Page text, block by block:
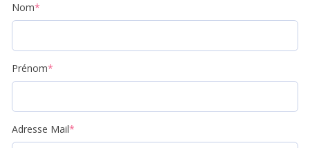
Nom*
Prénom*
Adresse Mail*